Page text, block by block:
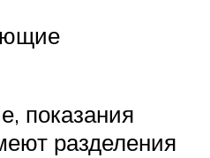
показания
разделения